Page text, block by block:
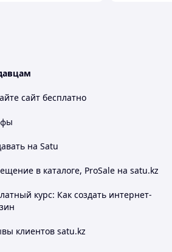
сайт бесплатно
на Satu
в каталоге, ProSale на satu.kz
курс: Как создать интернет-
клиентов satu.kz